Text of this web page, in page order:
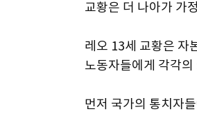
교황은 더 나아가 가
레오 13세 교황은 자
노동자들에게 각각
먼저 국가의 통치자